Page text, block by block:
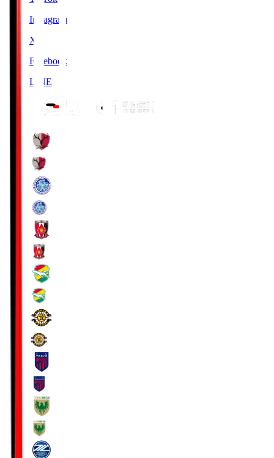
Instagram
X
Facebook
LINE